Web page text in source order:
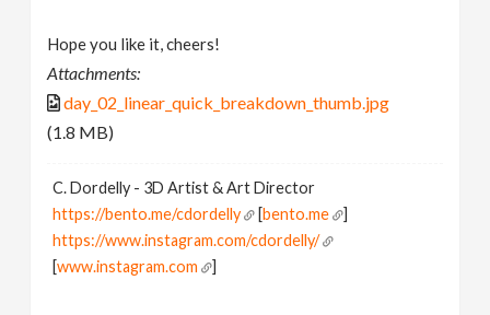
Hope you like it, cheers!
Attachments:
day_02_linear_quick_breakdown_thumb.jpg
(1.8 MB)
C. Dordelly - 3D Artist & Art Director
https://bento.me/cdordelly
[bento.me
]
https://www.instagram.com/cdordelly/
[www.instagram.com ]